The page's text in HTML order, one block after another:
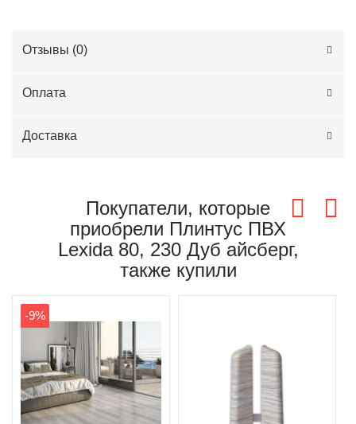
Отзывы (0)
Оплата
Доставка
Покупатели, которые
приобрели Плинтус ПВХ
Lexida 80, 230 Дуб айсберг,
также купили
-9%